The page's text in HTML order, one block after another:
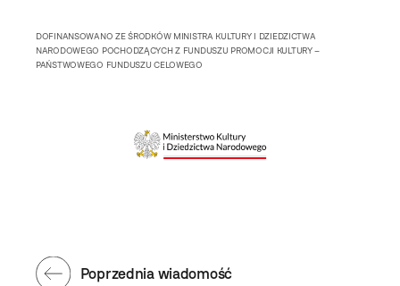
DOFINANSOWANO ZE ŚRODKÓW MINISTRA KULTURY I DZIEDZICTWA
NARODOWEGO POCHODZĄCYCH Z FUNDUSZU PROMOCJI KULTURY –
PAŃSTWOWEGO FUNDUSZU CELOWEGO
Poprzednia wiadomość